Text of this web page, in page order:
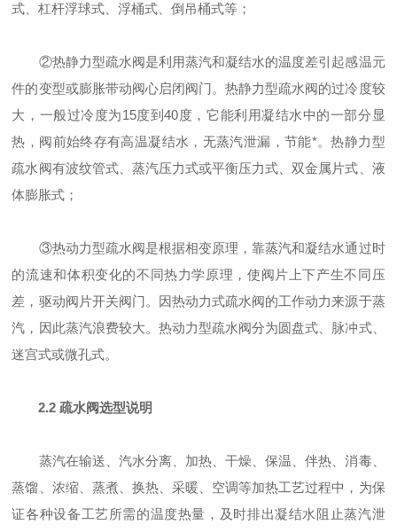
式、杠杆浮球式、浮桶式、倒吊桶式等；
②热静力型疏水阀是利用蒸汽和凝结水的温度差引起感温元
件的变型或膨胀带动阀心启闭阀门。热静力型疏水阀的过冷度较
大，一般过冷度为15度到40度，它能利用凝结水中的一部分显
热，阀前始终存有高温凝结水，无蒸汽泄漏，节能*。热静力型
疏水阀有波纹管式、蒸汽压力式或平衡压力式、双金属片式、液
体膨胀式；
③热动力型疏水阀是根据相变原理，靠蒸汽和凝结水通过时
的流速和体积变化的不同热力学原理，使阀片上下产生不同压
差，驱动阀片开关阀门。因热动力式疏水阀的工作动力来源于蒸
汽，因此蒸汽浪费较大。热动力型疏水阀分为圆盘式、脉冲式、
迷宫式或微孔式。
2.2 疏水阀选型说明
蒸汽在输送、汽水分离、加热、干燥、保温、伴热、消毒、
蒸馏、浓缩、蒸煮、换热、采暖、空调等加热工艺过程中，为保
证各种设备工艺所需的温度热量，及时排出凝结水阻止蒸汽泄